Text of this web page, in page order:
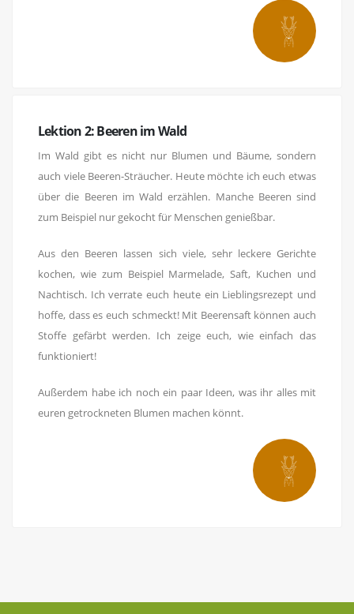
Lektion 2: Beeren im Wald
Im Wald gibt es nicht nur Blumen und Bäume, sondern
auch viele Beeren-Sträucher. Heute möchte ich euch etwas
über die Beeren im Wald erzählen. Manche Beeren sind
zum Beispiel nur gekocht für Menschen genießbar.
Aus den Beeren lassen sich viele, sehr leckere Gerichte
kochen, wie zum Beispiel Marmelade, Saft, Kuchen und
Nachtisch. Ich verrate euch heute ein Lieblingsrezept und
hoffe, dass es euch schmeckt! Mit Beerensaft können auch
Stoffe gefärbt werden. Ich zeige euch, wie einfach das
funktioniert!
Außerdem habe ich noch ein paar Ideen, was ihr alles mit
euren getrockneten Blumen machen könnt.